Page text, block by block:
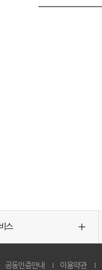
스
공동인증안내 이용약관